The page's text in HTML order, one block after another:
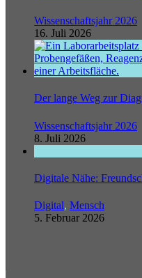
Wissenschaftsjahr 2026
16. Juli 2026
Der lange Weg zur
Wissenschaftsjahr 2026
8. Juli 2026
Digitale Nähe:
Digital, Mensch
5. Februar 2026